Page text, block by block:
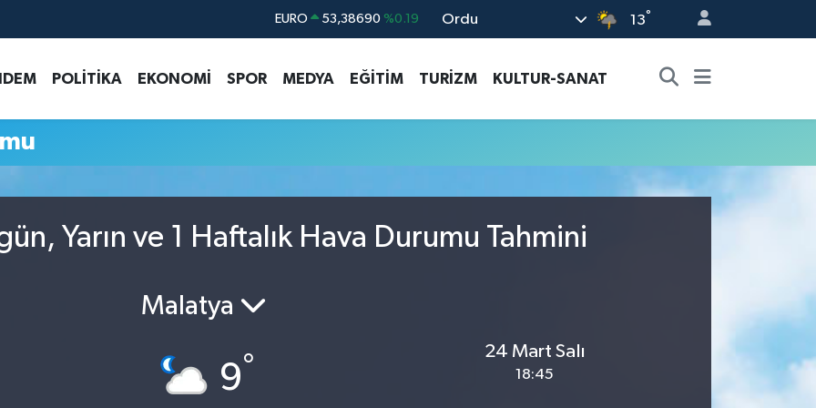
EURO 53,38690 %0.19
G.ALTIN 6862,09000 %0.19
BİST100 14.598,00 %0
Ordu 13°
POLİTİKA EKONOMİ SPOR MEDYA EĞİTİM TURİZM KULTUR-SANAT
Yarın ve 1 Haftalık Hava Durumu Tahmini
Malatya
9°
24 Mart Salı
18:45